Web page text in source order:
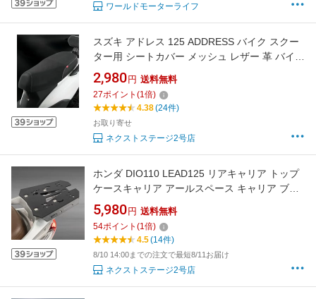
ワールドモーターライフ
スズキ アドレス 125 ADDRESS バイク スクー
ター用 シートカバー メッシュ レザー 革 バイク
シート 保護 プロテクター 取寄せ
2,980 円 送料無料
27ポイント (1倍)
4.38(24件)
お取り寄せ
ネクストステージ2号店
ホンダ DIO110 LEAD125 リアキャリア トップ
ケースキャリア アールスペース キャリア ブラ
ック JK12 金属 丈夫 一体感 スチール 製 フラッ
トタイプ 即納
5,980 円 送料無料
54ポイント (1倍)
4.5(14件)
8/10 14:00までの注文で最短8/11お届け
ネクストステージ2号店